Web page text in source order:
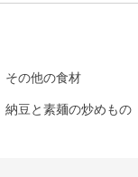
その他の食材
納豆と素麺の炒めもの